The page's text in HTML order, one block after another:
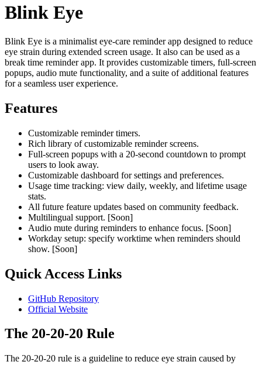
Blink Eye
Blink Eye is a minimalist eye-care reminder app designed to reduce
eye strain during extended screen usage. It also can be used as a
break time reminder app. It provides customizable timers, full-screen
popups, audio mute functionality, and a suite of additional features
for a seamless user experience.
Features
Customizable reminder timers.
Rich library of customizable reminder screens.
Full-screen popups with a 20-second countdown to prompt
users to look away.
Customizable dashboard for settings and preferences.
Usage time tracking: view daily, weekly, and lifetime usage
stats.
All future feature updates based on community feedback.
Multilingual support. [Soon]
Audio mute during reminders to enhance focus. [Soon]
Workday setup: specify worktime when reminders should
show. [Soon]
Quick Access Links
GitHub Repository
Official Website
The 20-20-20 Rule
The 20-20-20 rule is a guideline to reduce eye strain caused by